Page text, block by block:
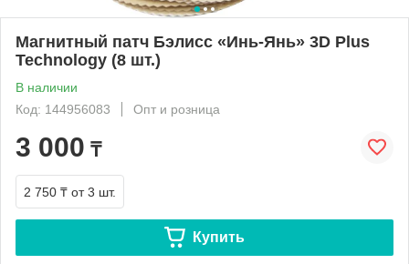
Магнитный патч Бэлисс «Инь-Янь» 3D Plus
Technology (8 шт.)
В наличии
Код: 144956083
Опт и розница
3 000 ₸
2 750 ₸ от 3 шт.
Купить